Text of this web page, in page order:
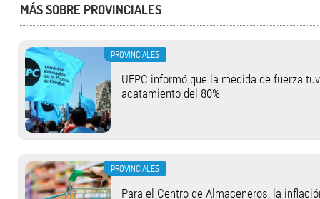
MÁS SOBRE PROVINCIALES
PROVINCIALES
UEPC informó que la medida de fuerza
acatamiento del 80%
PROVINCIALES
Para el Centro de Almaceneros, la